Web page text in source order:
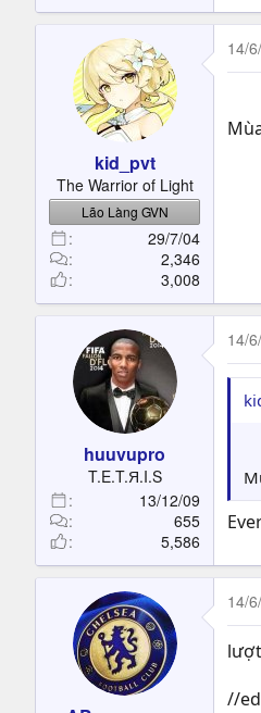
kid_pvt
The Warrior of Light
Lão Làng GVN
29/7/04
2,346
3,008
14/
huuvupro
T.E.T.Я.I.S
13/12/09
655
5,586
14/
14/
//